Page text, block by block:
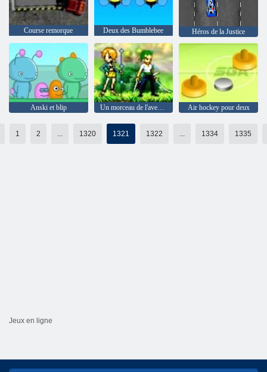
Course remorque Deux des Bumblebee Héros de la Justice
Anski et blip Un morceau de l'aventure exotique Air hockey pour deux
1 2 ... 1320 1321 1322 ... 1334 1335
Jeux en ligne